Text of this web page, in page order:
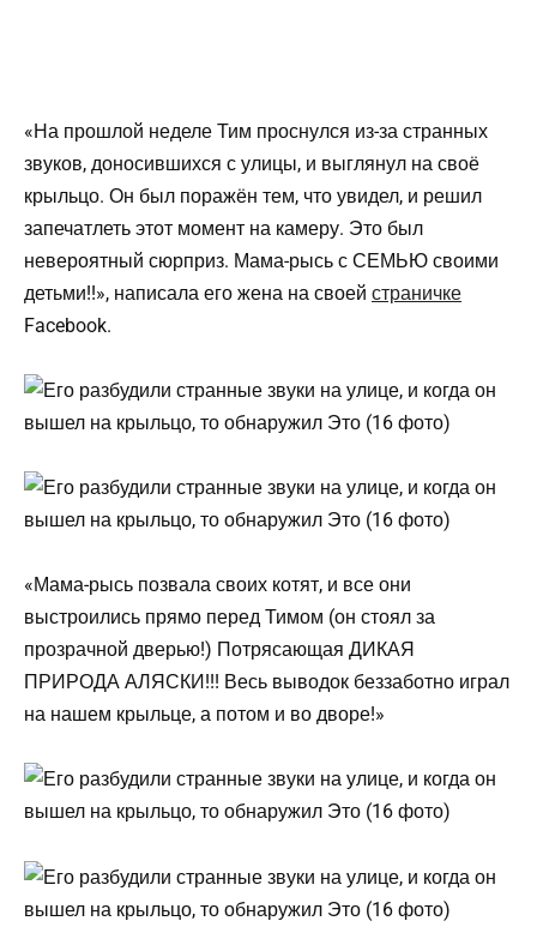
«На прошлой неделе Тим проснулся из-за странных
звуков, доносившихся с улицы, и выглянул на своё
крыльцо. Он был поражён тем, что увидел, и решил
запечатлеть этот момент на камеру. Это был
невероятный сюрприз. Мама-рысь с СЕМЬЮ своими
детьми!!», написала его жена на своей страничке
Facebook.
«Мама-рысь позвала своих котят, и все они
выстроились прямо перед Тимом (он стоял за
прозрачной дверью!) Потрясающая ДИКАЯ
ПРИРОДА АЛЯСКИ!!! Весь выводок беззаботно играл
на нашем крыльце, а потом и во дворе!»